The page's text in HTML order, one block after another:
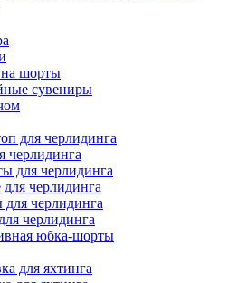
шорты
сувениры
для черлидинга
черлидинга
для черлидинга
для черлидинга
черлидинга
черлидинга
юбка-шорты
для яхтинга